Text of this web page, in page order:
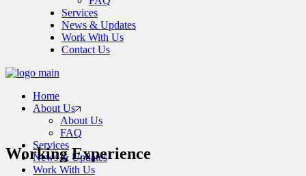
Services
News & Updates
Work With Us
Contact Us
Home
About Us
About Us
FAQ
Services
News & Updates
Work With Us
Working Experience